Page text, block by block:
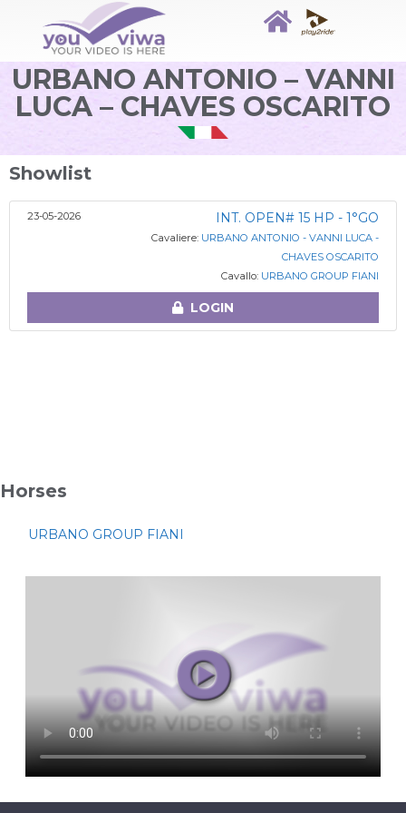
URBANO ANTONIO – VANNI
LUCA – CHAVES OSCARITO
Showlist
23-05-2026 INT. OPEN# 15 HP - 1°GO
Cavaliere: URBANO ANTONIO - VANNI LUCA -
CHAVES OSCARITO
Cavallo: URBANO GROUP FIANI
LOGIN
Horses
URBANO GROUP FIANI